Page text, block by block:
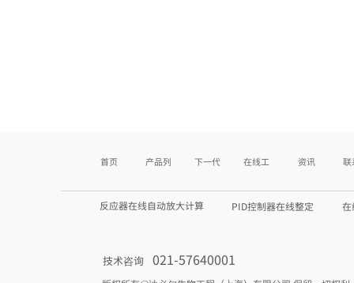
技术咨询 021-57640001
反应器在线自动放大计算
首页 产品列表 下一代产品 在线工具 资讯 联
PID控制器在线整定 在